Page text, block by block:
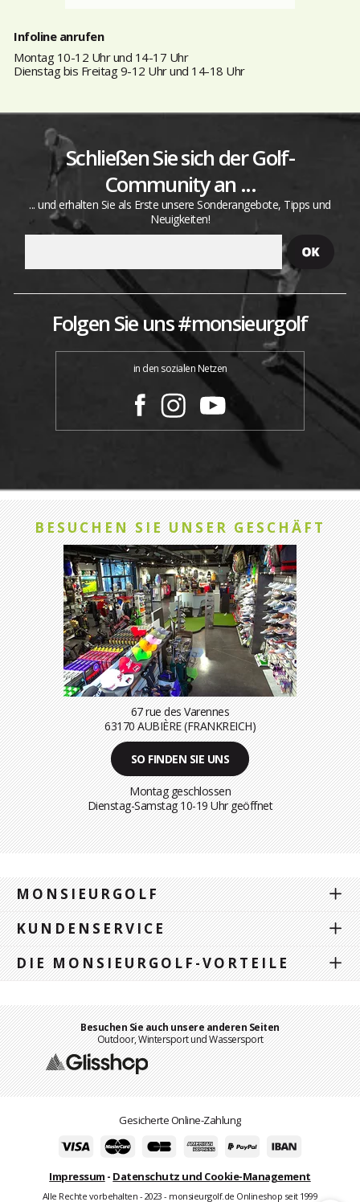
Infoline anrufen
Montag 10-12 Uhr und 14-17 Uhr
Dienstag bis Freitag 9-12 Uhr und 14-18 Uhr
Schließen Sie sich der Golf-
Community an ...
... und erhalten Sie als Erste unsere Sonderangebote, Tipps und
Neuigkeiten!
Folgen Sie uns #monsieurgolf
in den sozialen Netzen
BESUCHEN SIE UNSER GESCHÄFT
67 rue des Varennes
63170 AUBIÈRE (FRANKREICH)
SO FINDEN SIE UNS
Montag geschlossen
Dienstag-Samstag 10-19 Uhr geöffnet
MONSIEURGOLF
KUNDENSERVICE
DIE MONSIEURGOLF-VORTEILE
Besuchen Sie auch unsere anderen Seiten
Outdoor, Wintersport und Wassersport
Gesicherte Online-Zahlung
Impressum - Datenschutz und Cookie-Management
Alle Rechte vorbehalten - 2023 - monsieurgolf.de Onlineshop seit 1999